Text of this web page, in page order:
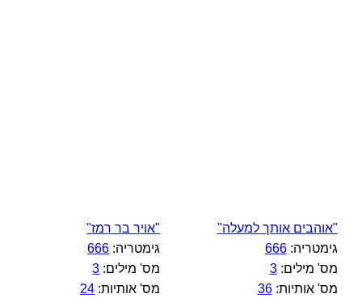
"אוהבים אותך למעלה"
גימטריה:666
מס' מילים:3
מס' אותיות:36
"אויר בר רמז"
גימטריה: 666
מס' מילים: 3
מס' אותיות: 24